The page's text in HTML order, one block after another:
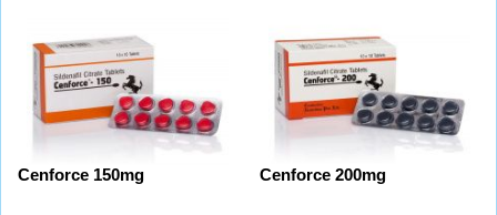
Cenforce 150mg Cenforce 200mg